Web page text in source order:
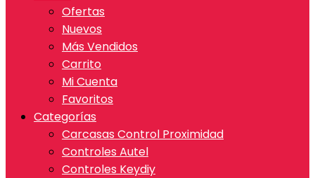
Ofertas
Nuevos
Más Vendidos
Carrito
Mi Cuenta
Favoritos
Categorías
Carcasas Control Proximidad
Controles Autel
Controles Keydiy